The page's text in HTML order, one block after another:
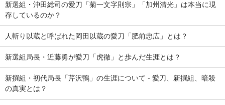
新選組・沖田総司の愛刀「菊一文字則宗」「加州清光」は本当に現
存しているのか？
人斬り以蔵と呼ばれた岡田以蔵の愛刀「肥前忠広」とは？
新選組局長・近藤勇が愛刀「虎徹」と歩んだ生涯とは？
新撰組・初代局長「芹沢鴨」の生涯について - 愛刀、新撰組、暗殺
の真実とは？